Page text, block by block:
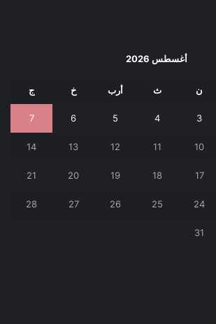
أغسطس 2026
ن ث أرب خ ج
3
4
5
6
7
10
11
12
13
14
17
18
19
20
21
24
25
26
27
28
31